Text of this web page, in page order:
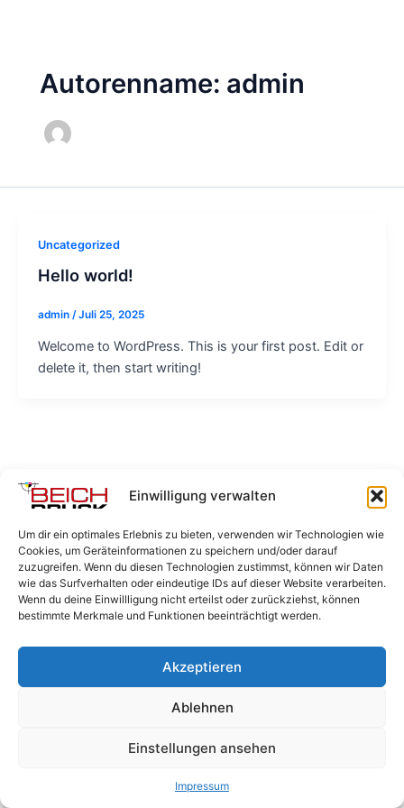
Einwilligung verwalten
Um dir ein optimales Erlebnis zu bieten, verwenden wir Technologien wie
Cookies, um Geräteinformationen zu speichern und/oder darauf
zuzugreifen. Wenn du diesen Technologien zustimmst, können wir Daten
wie das Surfverhalten oder eindeutige IDs auf dieser Website verarbeiten.
Wenn du deine Einwillligung nicht erteilst oder zurückziehst, können
bestimmte Merkmale und Funktionen beeinträchtigt werden.
Akzeptieren
Ablehnen
Einstellungen ansehen
Impressum
Autorenname: admin
Uncategorized
Hello world!
admin /Juli 25, 2025
Welcome to WordPress. This is your first post. Edit or
delete it, then start writing!
Alle Rechte beim Inhaber © 2026 Druckerei Beich Bad